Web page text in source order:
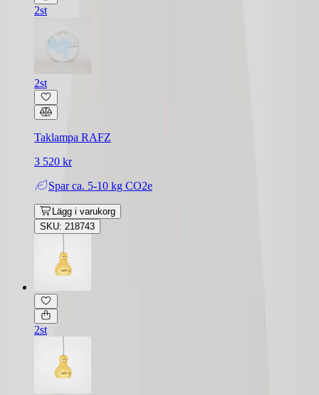
2st
2st
Taklampa RAFZ
3 520 kr
Spar ca. 5-10 kg CO2e
Lägg i varukorg
SKU: 218743
2st